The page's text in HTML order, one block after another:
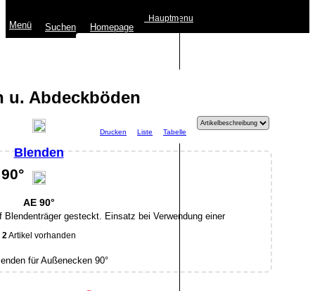
Menü Suchen Homepage
Hauptmenu
u. Abdeckböden
Blenden
AE 90°
2Artikel vorhanden
Drucken Liste Tabelle
gesteckt. Einsatz bei Verwendung einer